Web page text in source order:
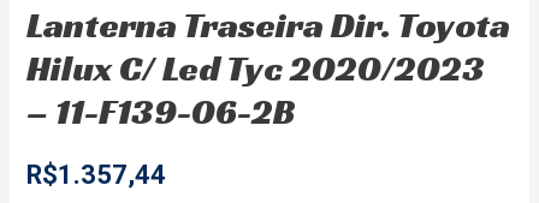
Lanterna Traseira Dir. Toyota
Hilux C/ Led Tyc 2020/2023
– 11-F139-06-2B
R$1.357,44